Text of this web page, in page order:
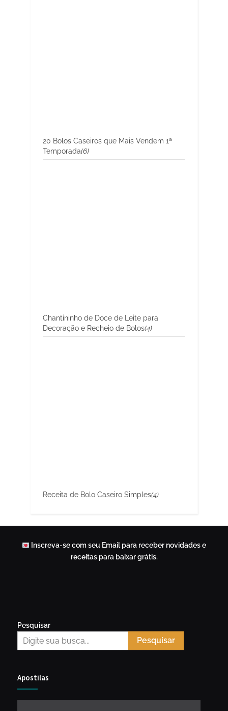
20 Bolos Caseiros que Mais Vendem 1ª
Temporada(6)
Chantininho de Doce de Leite para
Decoração e Recheio de Bolos(4)
Receita de Bolo Caseiro Simples(4)
Inscreva-se com seu Email para receber novidades e
receitas para baixar grátis.
Pesquisar
Pesquisar
Apostilas